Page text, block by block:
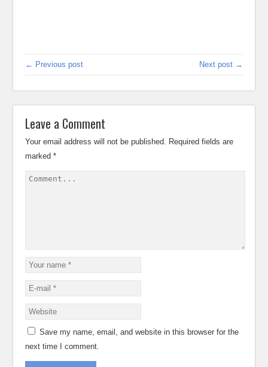
← Previous post Next post →
Leave a Comment
Your email address will not be published. Required fields are
marked*
Save my name, email, and website in this browser for the
next time I comment.